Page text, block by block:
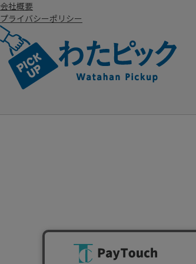
会社概要
プライバシーポリシー